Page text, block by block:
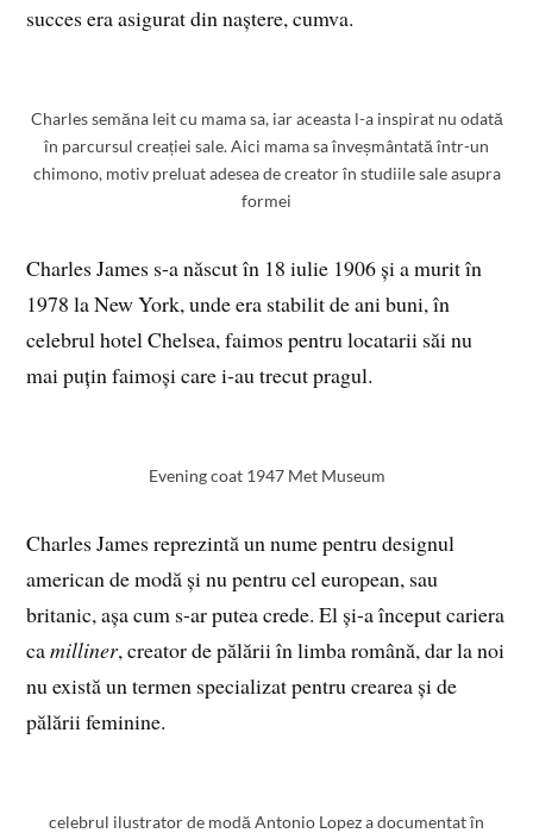
succes era asigurat din naștere, cumva.
Charles semăna leit cu mama sa, iar aceasta l-a inspirat nu odată
în parcursul creației sale. Aici mama sa înveșmântată într-un
chimono, motiv preluat adesea de creator în studiile sale asupra
formei
Charles James s-a născut în 18 iulie 1906 și a murit în
1978 la New York, unde era stabilit de ani buni, în
celebrul hotel Chelsea, faimos pentru locatarii săi nu
mai puțin faimoși care i-au trecut pragul.
Evening coat 1947 Met Museum
Charles James reprezintă un nume pentru designul
american de modă și nu pentru cel european, sau
britanic, așa cum s-ar putea crede. El și-a început cariera
camilliner, creator de pălării în limba română, dar la noi
nu există un termen specializat pentru crearea și de
pălării feminine.
celebrul ilustrator de modă Antonio Lopez a documentat în